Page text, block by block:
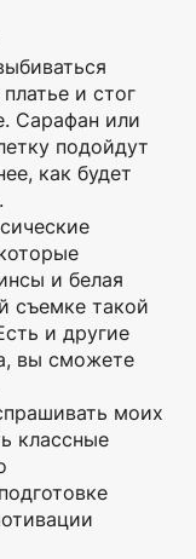
и стог
Сарафан или
подойдут
как будет
и белая
съемке такой
и другие
вы сможете
моих
классные